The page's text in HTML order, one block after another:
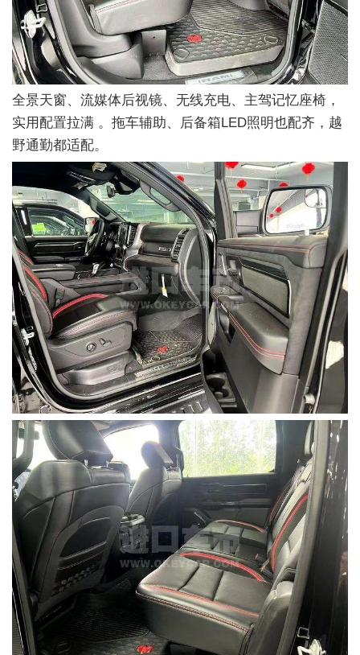
全景天窗、流媒体后视镜、无线充电、主驾记忆座椅，
实用配置拉满 。拖车辅助、后备箱LED照明也配齐，越
野通勤都适配。